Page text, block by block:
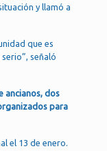
y llamó a
que es
señaló
ancianos, dos
para
el 13 de enero.